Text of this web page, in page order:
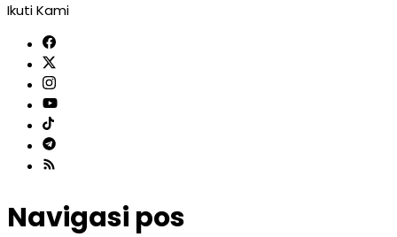
Ikuti Kami
Navigasi pos